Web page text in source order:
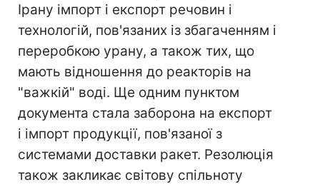
Ірану імпорт і експорт речовин і
технологій, пов'язаних із збагаченням і
переробкою урану, а також тих, що
мають відношення до реакторів на
"важкій" воді. Ще одним пунктом
документа стала заборона на експорт
і імпорт продукції, пов'язаної з
системами доставки ракет. Резолюція
також закликає світову спільноту